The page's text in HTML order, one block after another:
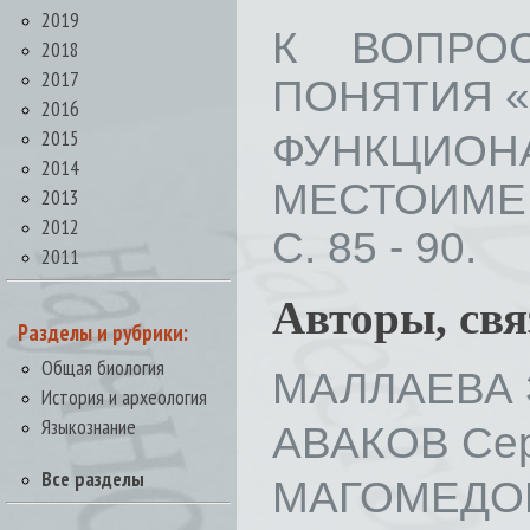
2019
2018
2017
2016
2015
2014
2013
2012
2011
Разделы и рубрики:
Общая биология
История и археология
Языкознание
Все разделы
К
ПОНЯТИЯ
С. 85 - 90.
Авторы,
МАЛЛАЕВА
АВАКОВ